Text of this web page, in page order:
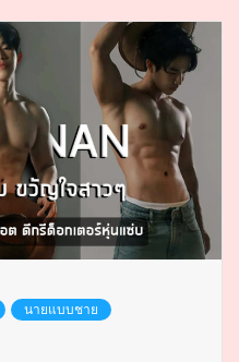
นายแบบชาย